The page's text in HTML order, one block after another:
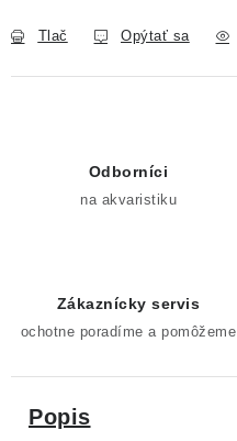
Tlač Opýtať sa
Odborníci
na akvaristiku
Zákaznícky servis
ochotne poradíme a pomôžeme
Popis